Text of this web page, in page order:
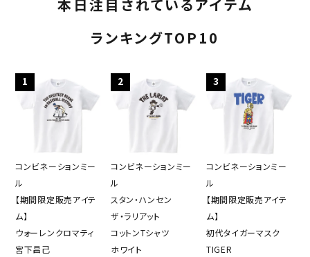
キーワード
検索する
本日注目されているアイテム
ランキングTOP10
1
コンビネーションミー
ル
【期間限定販売アイテ
ム】
ウォーレンクロマティ
宮下昌己
2
コンビネーションミー
ル
スタン・ハンセン
ザ・ラリアット
コットンTシャツ
ホワイト
3
コンビネーションミー
ル
【期間限定販売アイテ
ム】
初代タイガーマスク
TIGER